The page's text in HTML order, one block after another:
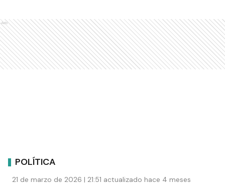
Ads
POLÍTICA
21 de marzo de 2026 | 21:51 actualizado hace 4 meses